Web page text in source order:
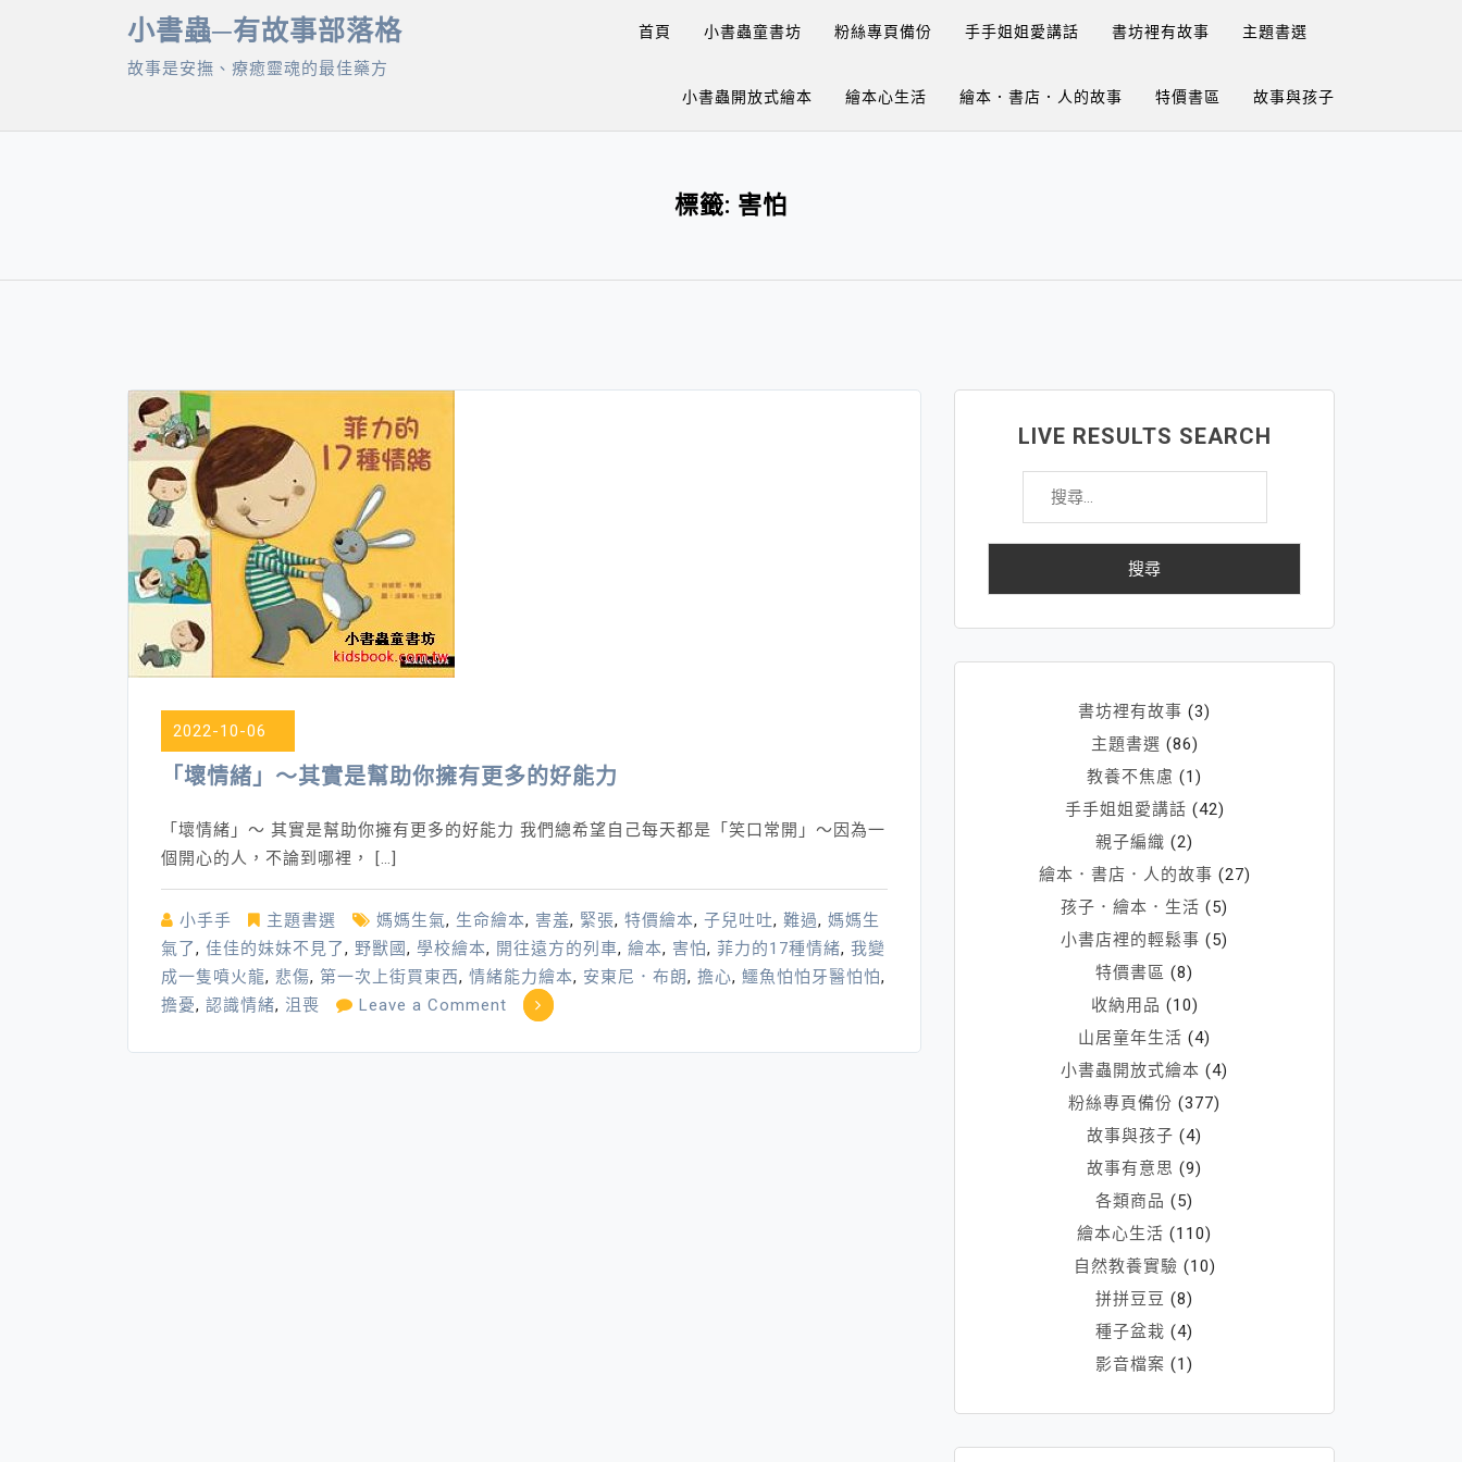
小書蟲─有故事部落格
故事是安撫、療癒靈魂的最佳藥方
首頁 小書蟲童書坊 粉絲專頁備份 手手姐姐愛講話 書坊裡有故事 主題書選
小書蟲開放式繪本 繪本心生活 繪本．書店．人的故事 特價書區 故事與孩子
標籤: 害怕
2022-10-06
「壞情緒」～其實是幫助你擁有更多的好能力
「壞情緒」～ 其實是幫助你擁有更多的好能力 我們總希望自己每天都是「笑口常開」～因為一
個開心的人，不論到哪裡， […]
小手手 主題書選 媽媽生氣, 生命繪本, 害羞, 緊張, 特價繪本, 子兒吐吐, 難過, 媽媽生
氣了, 佳佳的妹妹不見了, 野獸國, 學校繪本, 開往遠方的列車, 繪本, 害怕, 菲力的17種情緒, 我變
成一隻噴火龍, 悲傷, 第一次上街買東西, 情緒能力繪本, 安東尼．布朗, 擔心, 鱷魚怕怕牙醫怕怕,
擔憂, 認識情緒, 沮喪 Leave a Comment on
LIVE RESULTS SEARCH
搜
關
書坊裡有故事 (3)
主題書選 (86)
教養不焦慮 (1)
手手姐姐愛講話 (42)
親子編織 (2)
繪本．書店．人的故事 (27)
孩子．繪本．生活 (5)
小書店裡的輕鬆事 (5)
特價書區 (8)
收納用品 (10)
山居童年生活 (4)
小書蟲開放式繪本 (4)
粉絲專頁備份 (377)
故事與孩子 (4)
故事有意思 (9)
各類商品 (5)
繪本心生活 (110)
自然教養實驗 (10)
拼拼豆豆 (8)
種子盆栽 (4)
影音檔案 (1)